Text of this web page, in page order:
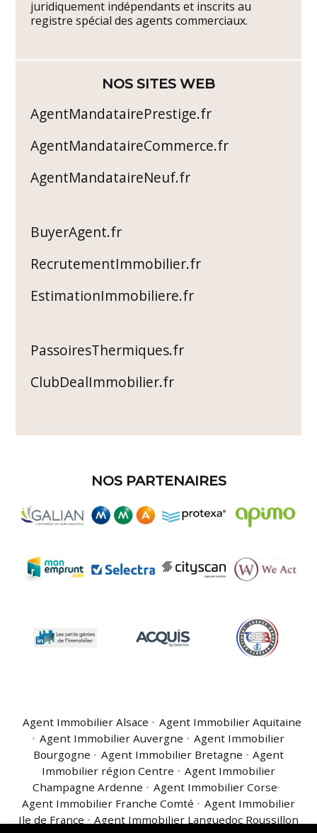
juridiquement indépendants et inscrits au
registre spécial des agents commerciaux.
NOS SITES WEB
AgentMandatairePrestige.fr
AgentMandataireCommerce.fr
AgentMandataireNeuf.fr
BuyerAgent.fr
RecrutementImmobilier.fr
EstimationImmobiliere.fr
PassoiresThermiques.fr
ClubDealImmobilier.fr
NOS PARTENAIRES
Agent Immobilier Alsace
Agent Immobilier Aquitaine
Agent Immobilier Auvergne
Agent Immobilier
Bourgogne
Agent Immobilier Bretagne
Agent
Immobilier région Centre
Agent Immobilier
Champagne Ardenne
Agent Immobilier Corse
Agent Immobilier Franche Comté
Agent Immobilier
Ile de France
Agent Immobilier Languedoc Roussillon